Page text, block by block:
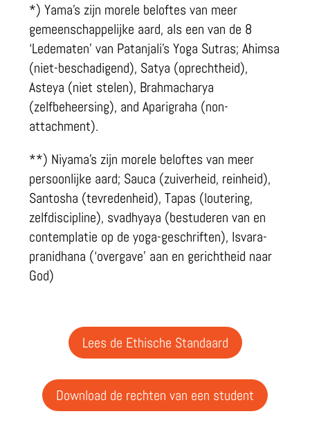
*) Yama’s zijn morele beloftes van meer
gemeenschappelijke aard, als een van de 8
‘Ledematen’ van Patanjali’s Yoga Sutras; Ahimsa
(niet-beschadigend), Satya (oprechtheid),
Asteya (niet stelen), Brahmacharya
(zelfbeheersing), and Aparigraha (non-
attachment).
**) Niyama’s zijn morele beloftes van meer
persoonlijke aard; Sauca (zuiverheid, reinheid),
Santosha (tevredenheid), Tapas (loutering,
zelfdiscipline), svadhyaya (bestuderen van en
contemplatie op de yoga-geschriften), Isvara-
pranidhana (‘overgave’ aan en gerichtheid naar
God)
Lees de Ethische Standaard
Download de rechten van een student